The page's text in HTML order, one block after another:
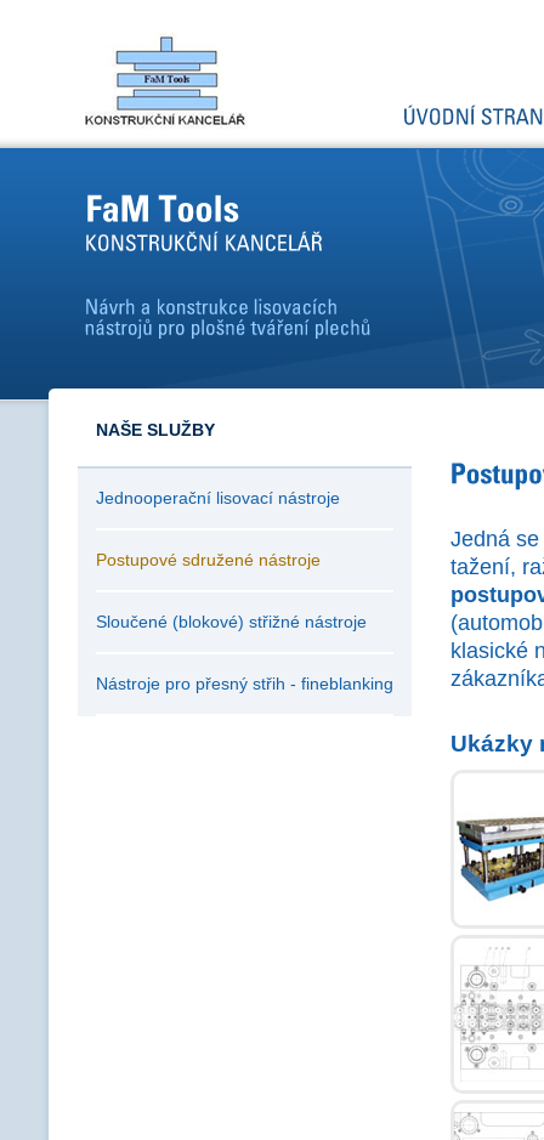
Jedná
tažení,
klasické
Ukázky
NAŠE SLUŽBY
Jednooperační lisovací nástroje
Postupové sdružené nástroje
Sloučené (blokové) střižné nástroje
Nástroje pro přesný střih - fineblanking